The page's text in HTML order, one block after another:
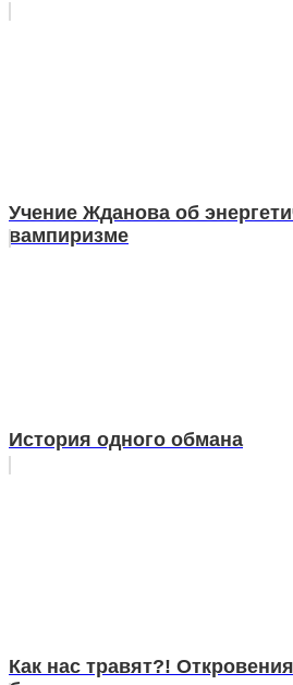
Учение Жданова об
вампиризме
История одного обмана
Как нас травят?!